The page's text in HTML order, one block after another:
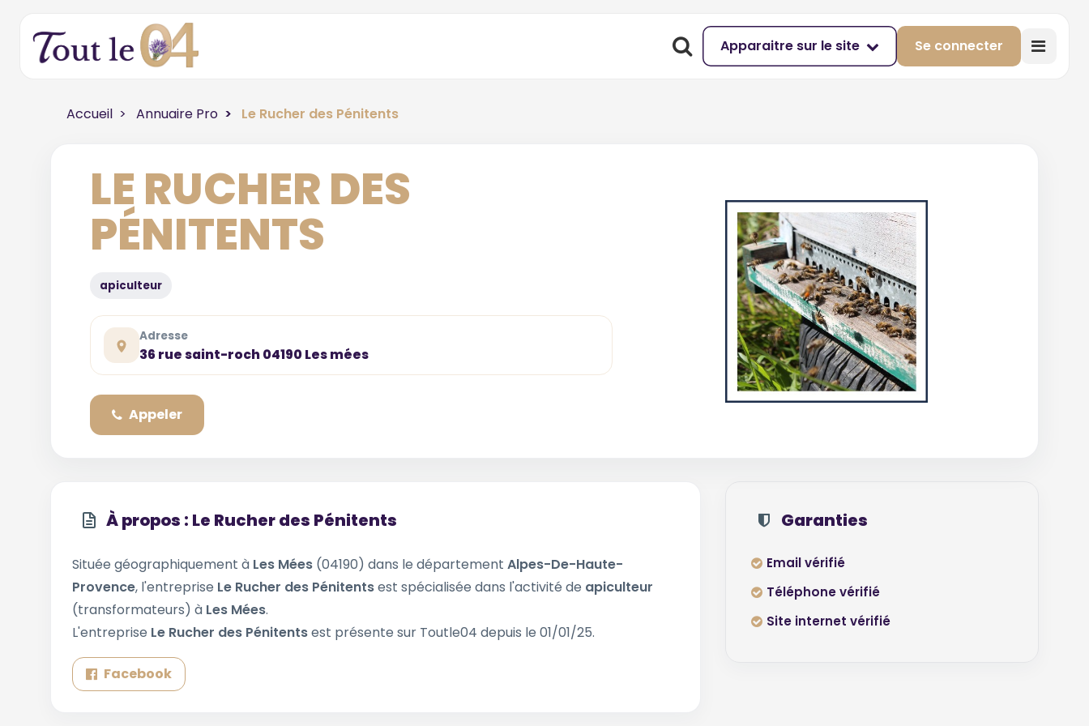
Apparaitre sur le site Se connecter
Accueil Annuaire Pro Le Rucher des Pénitents
LE RUCHER DES
PÉNITENTS
apiculteur
Adresse
36 rue saint-roch 04190 Les mées
Appeler
À propos : Le Rucher des Pénitents
Située géographiquement à Les Mées (04190) dans le département Alpes-De-Haute-
Provence, l'entreprise Le Rucher des Pénitentsest spécialisée dans l'activité de apiculteur
(transformateurs) à Les Mées.
L'entreprise Le Rucher des Pénitentsest présente sur Toutle04 depuis le 01/01/25.
Facebook
Garanties
Email vérifié
Téléphone vérifié
Site internet vérifié